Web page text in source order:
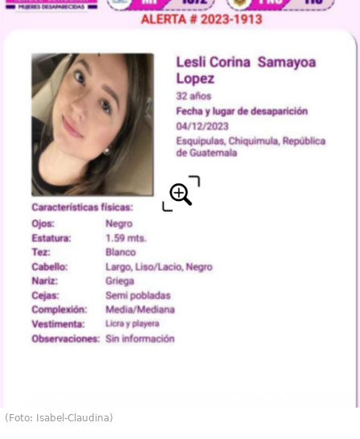
(Foto: Isabel-Claudina)